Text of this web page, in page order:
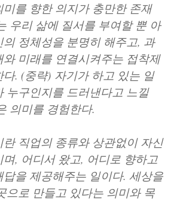
미를 향한 의지가 충만한 존재
우리 삶에 질서를 부여할 뿐 아
의 정체성을 분명히 해주고, 과
와 미래를 연결시켜주는 접착제
다. (중략) 자기가 하고 있는 일
누구인지를 드러낸다고 느낄
의미를 경험한다.
란 직업의 종류와 상관없이 자신
며, 어디서 왔고, 어디로 향하고
답을 제공해주는 일이다. 세상을
으로 만들고 있다는 의미와 목